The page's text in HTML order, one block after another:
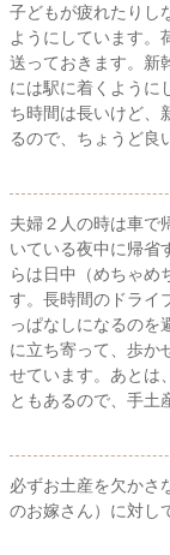
子どもが疲れたりし
ようにしています。
送っておきます。新
には駅に着くように
ち時間は長いけど、
るので、ちょうど良
夫婦２人の時は車で
いている夜中に帰省
らは日中（めちゃめ
す。長時間のドライ
っぱなしになるのを
に立ち寄って、歩か
せています。あとは
ともあるので、手土
必ずお土産を欠かさ
のお嫁さん）に対し